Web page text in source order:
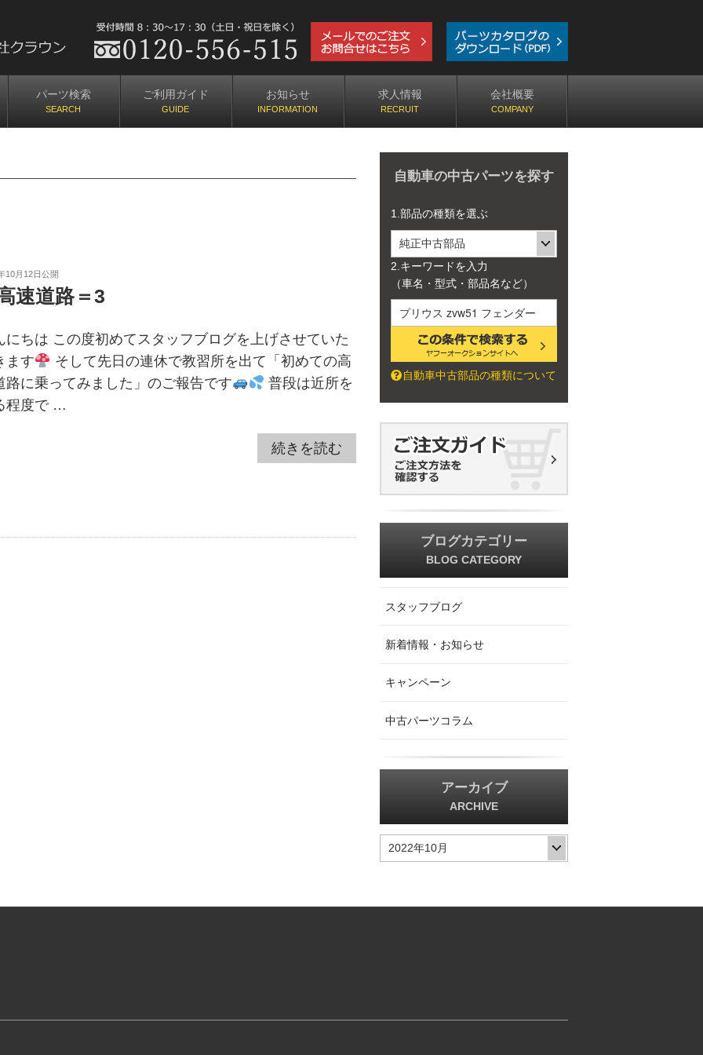
指すクラウン
パーツ検索 ご利用ガイド お知らせ 求人情報 会社概要
10月12日公開
速道路＝3
にちは この度初めてスタッフブログを上げさせていた
ます
そして先日の連休で教習所を出て「初めての高
路に乗ってみました」のご報告です
普段は近所を
程度で …
続きを読む
自動車の中古パーツを探す
1.部品の種類を選ぶ
2.キーワードを入力
（車名・型式・部品名など）
自動車中古部品の種類について
ブログカテゴリー
BLOG CATEGORY
スタッフブログ
新着情報・お知らせ
キャンペーン
中古パーツコラム
アーカイブ
ARCHIVE